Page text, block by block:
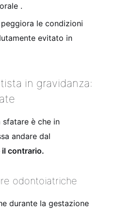
.
le condizioni
evitato in
in gravidanza:
è che in
andare dal
il contrario.
odontoiatriche
durante la gestazione